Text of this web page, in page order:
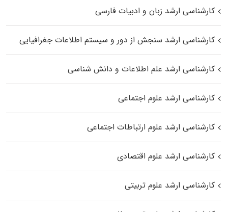
کارشناسی ارشد زبان و ادبیات فارسی
کارشناسی ارشد سنجش از دور و سیستم اطلاعات جغرافیایی
کارشناسی ارشد علم اطلاعات و دانش شناسی
کارشناسی ارشد علوم اجتماعی
کارشناسی ارشد علوم ارتباطات اجتماعی
کارشناسی ارشد علوم اقتصادی
کارشناسی ارشد علوم تربیتی